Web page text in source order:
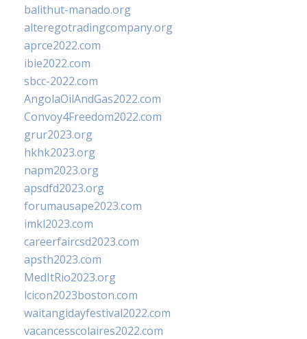
balithut-manado.org
alteregotradingcompany.org
aprce2022.com
ibie2022.com
sbcc-2022.com
AngolaOilAndGas2022.com
Convoy4Freedom2022.com
grur2023.org
hkhk2023.org
napm2023.org
apsdfd2023.org
forumausape2023.com
imkl2023.com
careerfaircsd2023.com
apsth2023.com
MedItRio2023.org
lcicon2023boston.com
waitangidayfestival2022.com
vacancesscolaires2022.com